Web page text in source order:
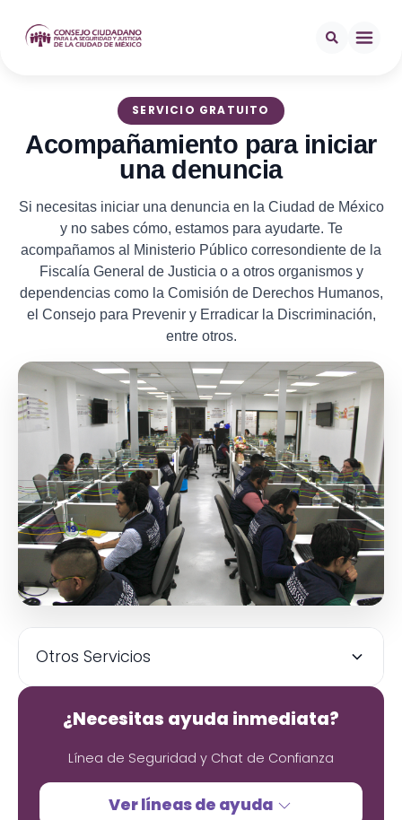
SERVICIO GRATUITO
Acompañamiento para iniciar
una denuncia
Si necesitas iniciar una denuncia en la Ciudad de México
y no sabes cómo, estamos para ayudarte. Te
acompañamos al Ministerio Público corresondiente de la
Fiscalía General de Justicia o a otros organismos y
dependencias como la Comisión de Derechos Humanos,
el Consejo para Prevenir y Erradicar la Discriminación,
entre otros.
Otros Servicios
¿Necesitas ayuda inmediata?
Línea de Seguridad y Chat de Confianza
Ver líneas de ayuda